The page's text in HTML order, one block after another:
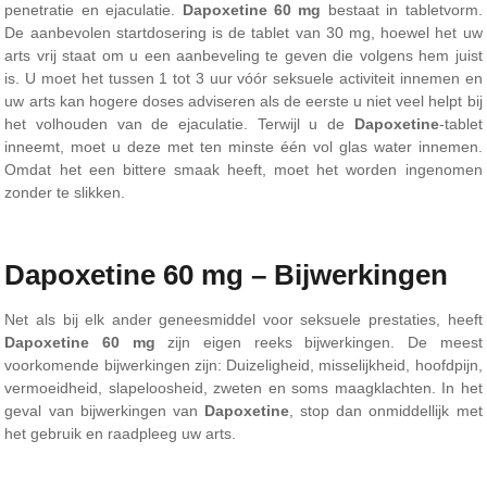
penetratie en ejaculatie. Dapoxetine 60 mg bestaat in tabletvorm.
De aanbevolen startdosering is de tablet van 30 mg, hoewel het uw
arts vrij staat om u een aanbeveling te geven die volgens hem juist
is. U moet het tussen 1 tot 3 uur vóór seksuele activiteit innemen en
uw arts kan hogere doses adviseren als de eerste u niet veel helpt bij
het volhouden van de ejaculatie. Terwijl u de Dapoxetine-tablet
inneemt, moet u deze met ten minste één vol glas water innemen.
Omdat het een bittere smaak heeft, moet het worden ingenomen
zonder te slikken.
Dapoxetine 60 mg – Bijwerkingen
Net als bij elk ander geneesmiddel voor seksuele prestaties, heeft
Dapoxetine 60 mg zijn eigen reeks bijwerkingen. De meest
voorkomende bijwerkingen zijn: Duizeligheid, misselijkheid, hoofdpijn,
vermoeidheid, slapeloosheid, zweten en soms maagklachten. In het
geval van bijwerkingen van Dapoxetine, stop dan onmiddellijk met
het gebruik en raadpleeg uw arts.